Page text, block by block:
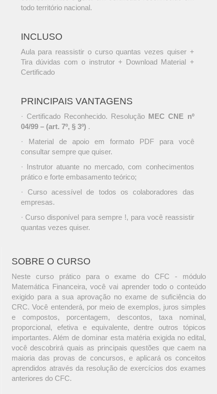
todo território nacional.
INCLUSO
Aula para reassistir o curso quantas vezes quiser +
Tira dúvidas com o instrutor + Download Material +
Certificado
PRINCIPAIS VANTAGENS
· Certificado Reconhecido. Resolução MEC CNE nº
04/99 – (art. 7º, § 3º) .
· Material de apoio em formato PDF para você
consultar sempre que quiser.
· Instrutor atuante no mercado, com conhecimentos
prático e forte embasamento teórico;
· Curso acessível de todos os colaboradores das
empresas.
· Curso disponível para sempre !, para você reassistir
quantas vezes quiser.
SOBRE O CURSO
Neste curso prático para o exame do CFC - módulo
Matemática Financeira, você vai aprender todo o conteúdo
exigido para a sua aprovação no exame de suficiência do
CRC. Você entenderá, por meio de exemplos, juros simples
e compostos, porcentagem, descontos, taxa nominal,
proporcional, efetiva e equivalente, dentre outros tópicos
importantes. Além de dominar esta matéria exigida no edital,
você descobrirá quais as principais questões que caem na
maioria das provas de concursos, e aplicará os conceitos
aprendidos através da resolução de exercícios dos exames
anteriores do CFC.